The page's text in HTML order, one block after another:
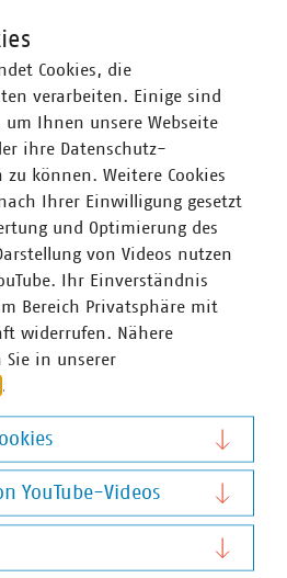
mit Schwerpunkt
Cookies, die
verarbeiten. Einige sind
Ihnen unsere Webseite
ihre Datenschutz-
zu können. Weitere Cookies
Ihrer Einwilligung gesetzt
und Optimierung des
von Videos nutzen
Ihr Einverständnis
Bereich Privatsphäre mit
widerrufen. Nähere
in unserer
YouTube-Videos
Videos